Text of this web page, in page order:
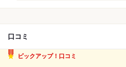
口コミ
ピックアップ！口コミ